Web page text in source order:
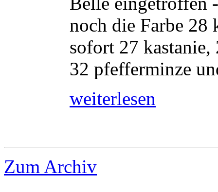
noch die Farbe 28
sofort 27 kastanie,
32 pfefferminze
weiterlesen
Zum Archiv